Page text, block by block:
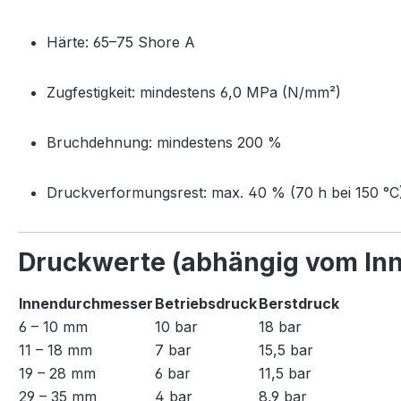
Härte: 65–75 Shore A
Zugfestigkeit: mindestens 6,0 MPa (N/mm²)
Bruchdehnung: mindestens 200 %
Druckverformungsrest: max. 40 % (70 h bei 150
Druckwerte (abhängig vom
Innendurchmesser BetriebsdruckBerstdruck
6 – 10 mm
10 bar
18 bar
11 – 18 mm
7 bar
15,5 bar
19 – 28 mm
6 bar
11,5 bar
29 – 35 mm
4 bar
8,9 bar